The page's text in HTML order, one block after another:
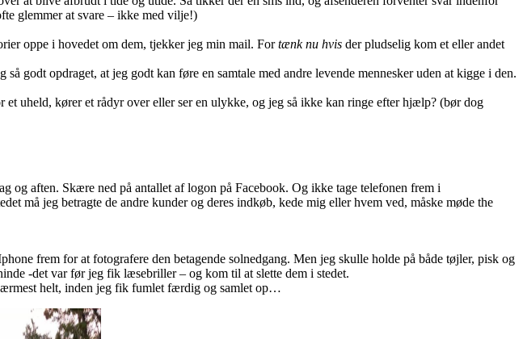
glemmer at svare – ikke med vilje!)
oppe i hovedet om dem, tjekker jeg min mail. Fortænk nu hvis der pludselig kom et eller andet
godt opdraget, at jeg godt kan føre en samtale med andre levende mennesker uden at kigge i den.
uheld, kører et rådyr over eller ser en ulykke, og jeg så ikke kan ringe efter hjælp? (bør dog
og aften. Skære ned på antallet af logon på Facebook. Og ikke tage telefonen frem i
må jeg betragte de andre kunder og deres indkøb, kede mig eller hvem ved, måske møde the
frem for at fotografere den betagende solnedgang. Men jeg skulle holde på både tøjler, pisk og
-det var før jeg fik læsebriller – og kom til at slette dem i stedet.
helt, inden jeg fik fumlet færdig og samlet op…